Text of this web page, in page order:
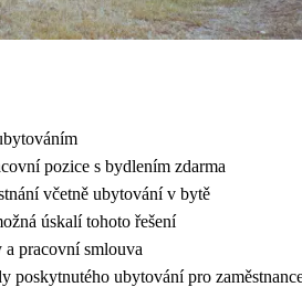
pozice s bydlením zdarma
včetně ubytování v bytě
úskalí tohoto řešení
a pracovní smlouva
poskytnutého ubytování pro